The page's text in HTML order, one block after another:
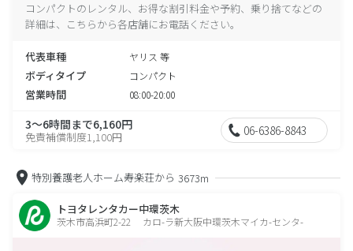
コンパクトのレンタル、お得な割引料金や予約、乗り捨てなどの
詳細は、こちらから各店舗にお電話ください。
代表車種 ヤリス 等
ボディタイプ コンパクト
営業時間 08:00-20:00
3～6時間まで6,160円
免責補償制度1,100円 06-6386-8843
特別養護老人ホーム寿楽荘から 3673m
トヨタレンタカー中環茨木
茨木市高浜町2-22 カロ-ラ新大阪中環茨木マイカ-センタ-